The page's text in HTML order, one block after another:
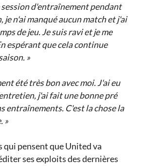
session d'entraînement pendant
je n'ai manqué aucun match et j'ai
de jeu. Je suis ravi et je me
espérant que cela continue
»
été très bon avec moi. J'ai eu
j'ai fait une bonne pré
entraînements. C'est la chose la
»
qui pensent que United va
ses exploits des dernières